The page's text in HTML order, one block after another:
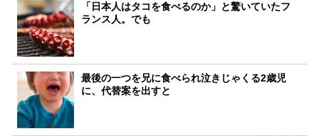
「日本人はタコを食べるのか」と驚いていたフ
ランス人。でも
最後の一つを兄に食べられ泣きじゃくる2歳児
に、代替案を出すと